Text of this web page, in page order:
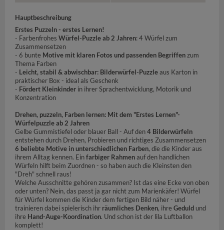
Hauptbeschreibung
Erstes Puzzeln - erstes Lernen!
- Farbenfrohes Würfel-Puzzle ab 2 Jahren: 4 Würfel zum
Zusammensetzen
- 6 bunte Motive mit klaren Fotos und passenden Begriffenzum
Thema Farben
- Leicht, stabil & abwischbar: Bilderwürfel-Puzzleaus Karton in
praktischer Box - ideal als Geschenk
- Fördert Kleinkinder in ihrer Sprachentwicklung, Motorik und
Konzentration
Drehen, puzzeln, Farben lernen: Mit dem "Erstes Lernen"-
Würfelpuzzle ab 2 Jahren
Gelbe Gummistiefel oder blauer Ball - Auf den4 Bilderwürfeln
entstehen durch Drehen, Probieren und richtiges Zusammensetzen
6 beliebte Motive in unterschiedlichen Farben, die die Kinder aus
ihrem Alltag kennen. Einfarbiger Rahmenauf den handlichen
Würfeln hilft beim Zuordnen - so haben auch die Kleinsten den
"Dreh" schnell raus!
Welche Ausschnitte gehören zusammen? Ist das eine Ecke von oben
oder unten? Nein, das passt ja gar nicht zum Marienkäfer! Würfel
für Würfel kommen die Kinder dem fertigen Bild näher - und
trainieren dabei spielerisch ihr räumliches Denken, ihre Geduld und
ihre Hand-Auge-Koordination. Und schon ist der lila Luftballon
komplett!